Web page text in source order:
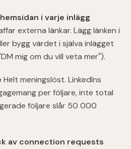
i varje inlägg
externa länkar. Lägg länken i
bygg värdet i själva inlägget
mig om du vill veta mer").
Helt meningslöst. LinkedIns
per följare, inte total
följare slår 50 000
av connection requests